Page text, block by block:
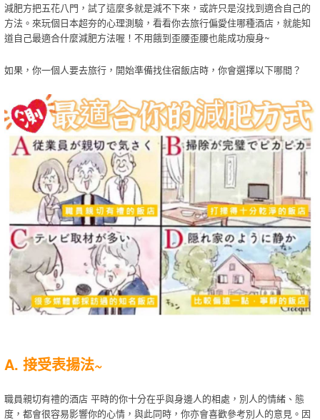
減肥方把五花八門，試了這麼多就是減不下來，或許只是沒找到適合自己的
方法。來玩個日本超夯的心理測驗，看看你去旅行偏愛住哪種酒店，就能知
道自己最適合什麼減肥方法喔！不用餓到歪腰歪腰也能成功瘦身~
如果，你一個人要去旅行，開始準備找住宿飯店時，你會選擇以下哪間？
A. 接受表揚法~
職員親切有禮的酒店 平時的你十分在乎與身邊人的相處，別人的情緒、態
度，都會很容易影響你的心情，與此同時，你亦會喜歡參考別人的意見。因